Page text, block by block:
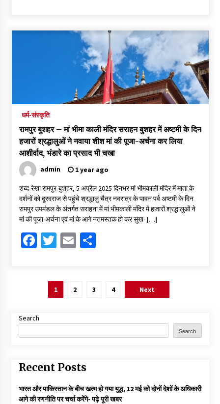
धर्म-संस्कृति
रामपुर बुशहर – मां भीमा काली मंदिर सराहन बुशहर में अष्टमी के दिन
हजारों श्रद्धालुओं ने नवाया शीश मां की पूजा-अर्चना कर लिया
आशीर्वाद, भंडारे का प्रसाद भी चखा
admin 1 year ago
शब्द-रेखा रामपुर-बुशहर, 5 अप्रैल 2025 दिनभर मां भीमकाली मंदिर में माता के
दर्शनों को दूरदराज से पहुंचे श्रद्धालु चैत्र नवरात्र के पावन पर्व अष्टमी के दिन
रामपुर उपमंडल के अंतर्गत सराहना में मां भीमकाली मंदिर में हजारों श्रद्धालुओं ने
मां की पूजा-अर्चना एवं मां के आगे नतमस्तक हो कर सुख- […]
Facebook
Twitter
EmailShare
1 2 3 4 Next
Search
Search
Recent Posts
भारत और पाकिस्तान के बीच खत्म हो गया युद्ध, 12 मई को दोनों देशों के अधिकारी
आगे की रणनीति पर चर्चा करेंगे- पढ़े पूरी खबर